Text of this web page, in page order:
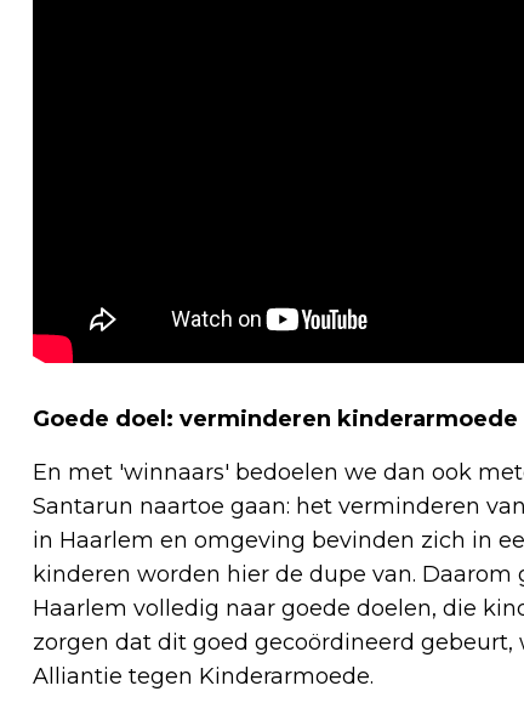
Goede doel: verminderen kinderarmoede
En met 'winnaars' bedoelen we dan ook
Santarun naartoe gaan: het verminderen
in Haarlem en omgeving bevinden zich in
kinderen worden hier de dupe van.
Haarlem volledig naar goede doelen, die
zorgen dat dit goed gecoördineerd
Alliantie tegen Kinderarmoede.